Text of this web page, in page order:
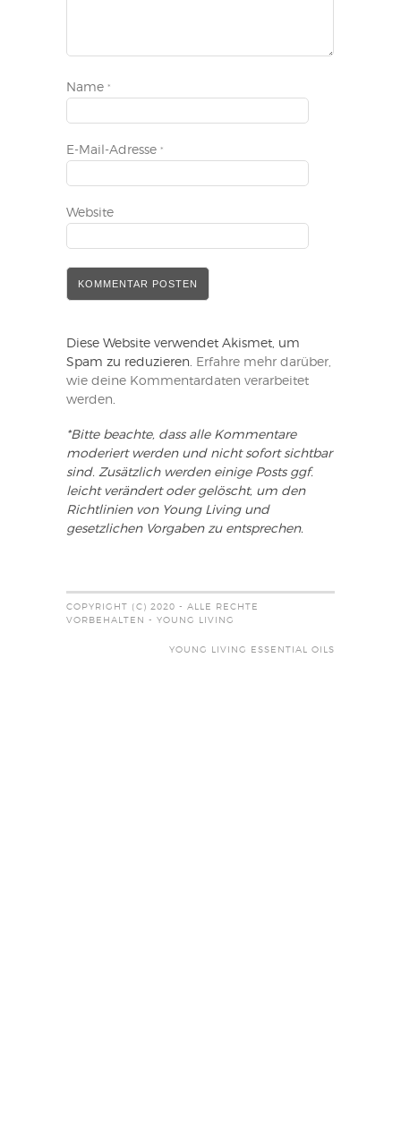
Name *
E-Mail-Adresse *
Website
Diese Website verwendet Akismet, um
Spam zu reduzieren.
Erfahre mehr darüber,
wie deine Kommentardaten verarbeitet
werden
*Bitte beachte, dass alle Kommentare
moderiert werden und nicht sofort sichtbar
sind. Zusätzlich werden einige Posts ggf.
leicht verändert oder gelöscht, um den
Richtlinien von Young Living und
gesetzlichen Vorgaben zu entsprechen.
COPYRIGHT (C) 2020 - ALLE RECHTE
VORBEHALTEN - YOUNG LIVING
YOUNG LIVING ESSENTIAL OILS